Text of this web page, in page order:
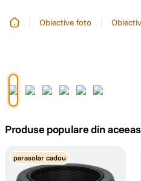
4. peak design
5. canon sx740 hs
Obiective foto
Produse populare din
parasolar cadou